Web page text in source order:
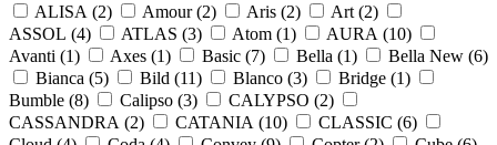
ALISA (2) Amour (2) Aris (2) Art (2)
ASSOL (4) ATLAS (3) Atom (1) AURA (10)
Avanti (1) Axes (1) Basic (7) Bella (1) Bella New (6)
Bianca (5) Bild (11) Blanco (3) Bridge (1)
Bumble (8) Calipso (3) CALYPSO (2)
CASSANDRA (2) CATANIA (10) CLASSIC (6)